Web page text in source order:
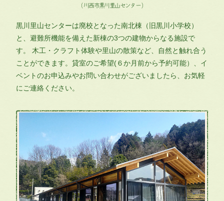
（川西市黒川里山センター）
黒川里山センターは廃校となった南北棟（旧黒川小学校）
と、避難所機能を備えた新棟の3つの建物からなる施設で
す。 木工・クラフト体験や里山の散策など、自然と触れ合う
ことができます。貸室のご希望(６か月前から予約可能）、イ
ベントのお申込みやお問い合わせがございましたら、お気軽
にご連絡ください。